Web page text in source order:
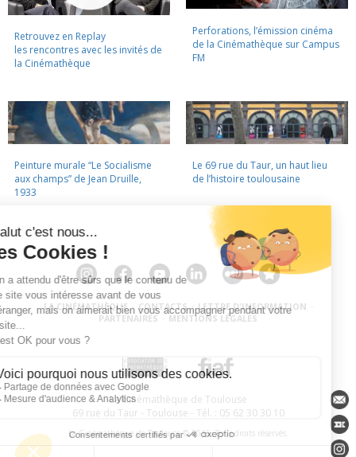
Retrouvez en Replay
les rencontres avec les invités de
la Cinémathèque
Perforations, l’émission cinéma
de la Cinémathèque sur Campus
FM
Peinture murale “Le Socialisme
aux champs” de Jean Druille,
1933
Le 69 rue du Taur, un haut lieu
de l’histoire toulousaine
LA CINÉMATHÈQUE · CONTACTS · LETTRE D'INFORMATION ·
PARTENAIRES · MENTIONS LÉGALES
La Cinémathèque de Toulouse
69 rue du Taur - Toulouse - Tél. : 05 62 30 30 10
La Cinémathèque de Toulouse © 2015. Tous droits réservés.